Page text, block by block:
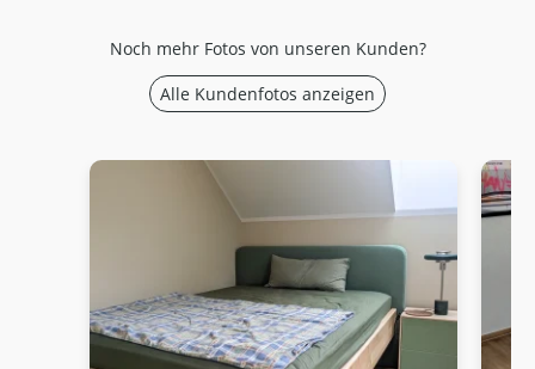
Noch mehr Fotos von unseren Kunden?
Alle Kundenfotos anzeigen